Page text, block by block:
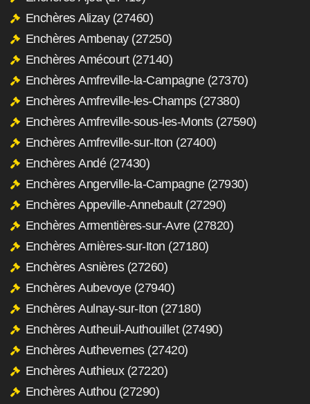
Enchères Alizay (27460)
Enchères Ambenay (27250)
Enchères Amécourt (27140)
Enchères Amfreville-la-Campagne (27370)
Enchères Amfreville-les-Champs (27380)
Enchères Amfreville-sous-les-Monts (27590)
Enchères Amfreville-sur-Iton (27400)
Enchères Andé (27430)
Enchères Angerville-la-Campagne (27930)
Enchères Appeville-Annebault (27290)
Enchères Armentières-sur-Avre (27820)
Enchères Arnières-sur-Iton (27180)
Enchères Asnières (27260)
Enchères Aubevoye (27940)
Enchères Aulnay-sur-Iton (27180)
Enchères Autheuil-Authouillet (27490)
Enchères Authevernes (27420)
Enchères Authieux (27220)
Enchères Authou (27290)